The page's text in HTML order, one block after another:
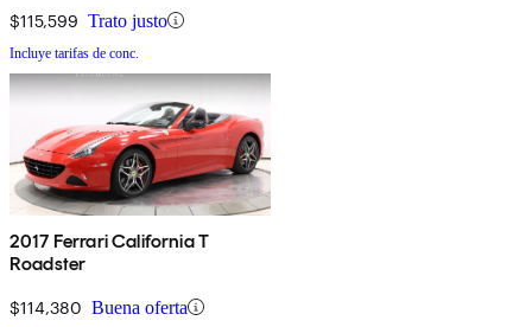
$115,599 Trato justo
Incluye tarifas de conc.
2017 Ferrari California T
Roadster
$114,380 Buena oferta